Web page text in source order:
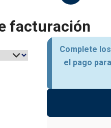
facturación
Complete
el pago